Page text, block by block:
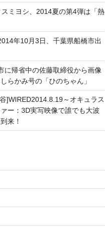
ミヨシ、2014夏の第4弾は「熱
年10月3日、千葉県船橋市出
に帰省中の佐藤取締役から画像
らかみ号の「ひのちゃん」
]WIRED2014.8.19～オキュラス
ー：3D実写映像で誰でも大波
来！